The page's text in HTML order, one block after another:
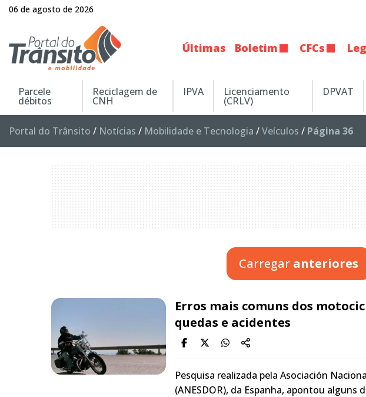
06 de agosto de 2026
Últimas Boletim CFCs
Parcele
débitos
Reciclagem de
CNH
IPVA Licenciamento
(CRLV)
DPVAT
Portal do Trânsito / Notícias / Mobilidade e Tecnologia /Veículos / Página 36
Carregar anteriores
Erros mais comuns dos
quedas e acidentes
Pesquisa realizada pela Asociación
(ANESDOR), da Espanha, apontou